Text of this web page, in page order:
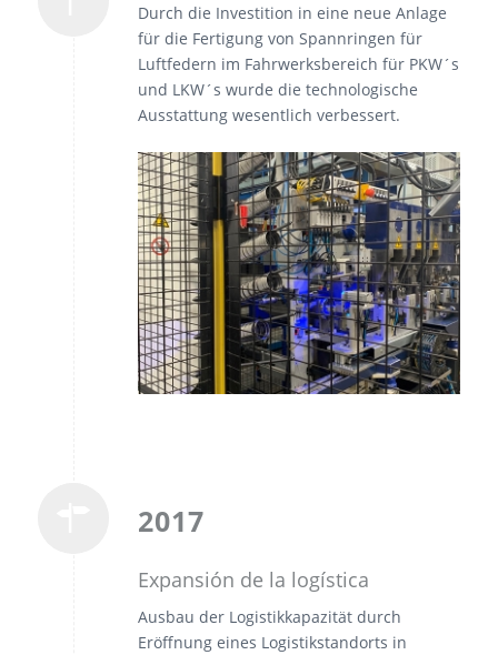
Durch die Investition in eine neue Anlage
für die Fertigung von Spannringen für
Luftfedern im Fahrwerksbereich für PKW´s
und LKW´s wurde die technologische
Ausstattung wesentlich verbessert.
2017
Expansión de la logística
Ausbau der Logistikkapazität durch
Eröffnung eines Logistikstandorts in